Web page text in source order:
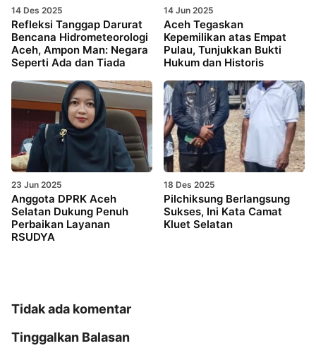
14 Des 2025
Refleksi Tanggap Darurat
Bencana Hidrometeorologi
Aceh, Ampon Man: Negara
Seperti Ada dan Tiada
14 Jun 2025
Aceh Tegaskan
Kepemilikan atas Empat
Pulau, Tunjukkan Bukti
Hukum dan Historis
23 Jun 2025
Anggota DPRK Aceh
Selatan Dukung Penuh
Perbaikan Layanan
RSUDYA
18 Des 2025
Pilchiksung Berlangsung
Sukses, Ini Kata Camat
Kluet Selatan
Tidak ada komentar
Tinggalkan Balasan